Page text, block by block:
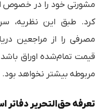
مشورتی خود را در خصوص
کرد. طبق این نظریه،
مصرفی را از مراجعین
قیمت تمام‌شده اوراق
مربوطه بیشتر نخواهد بود.
تعرفه حق‌التحریر دفاتر